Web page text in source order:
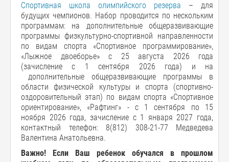
Спортивная школа олимпийского резерва – для
будущих чемпионов. Набор проводится по нескольким
программам: на дополнительные общеразвивающие
программы физкультурно-спортивной направленности
по видам спорта «Спортивное программирование»,
«Лыжное двоеборье» с 25 августа 2026 года
(зачисление с 1 сентября 2026 года) и на
дополнительные общеразвивающие программы в
области физической культуры и спорта (спортивно-
оздоровительный этап) по видам спорта «Спортивное
ориентирование», «Рафтинг» - с 1 сентября по 15
ноября 2026 года, зачисление с 1 января 2027 года,
контактный телефон: 8(812) 308-21-77 Медведева
Валентина Анатольевна.
Важно! Если Ваш ребенок обучался в прошлом